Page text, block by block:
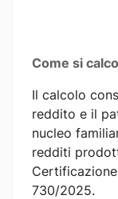
Come si
Il calcolo
reddito e il
nucleo
redditi
730/2025.